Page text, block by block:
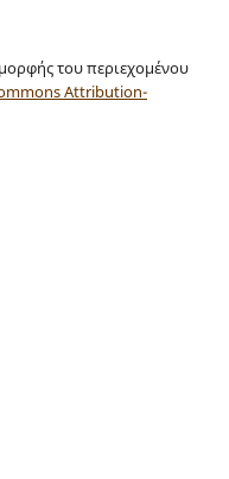
του περιεχομένου
Attribution-